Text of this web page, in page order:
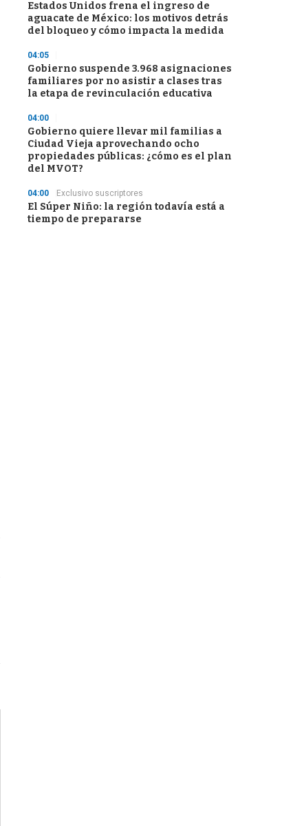
Estados Unidos frena el ingreso de
aguacate de México: los motivos detrás
del bloqueo y cómo impacta la medida
04:05
Gobierno suspende 3.968 asignaciones
familiares por no asistir a clases tras
la etapa de revinculación educativa
04:00
Gobierno quiere llevar mil familias a
Ciudad Vieja aprovechando ocho
propiedades públicas: ¿cómo es el plan
del MVOT?
04:00 Exclusivo suscriptores
El Súper Niño: la región todavía está a
tiempo de prepararse